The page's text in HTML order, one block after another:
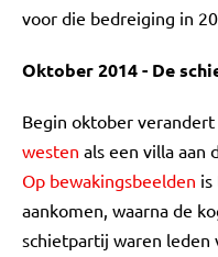
voor die bedreiging in
Oktober 2014 - De
Begin oktober
westen als een villa aan
Op bewakingsbeelden is
aankomen, waarna de
schietpartij waren leden